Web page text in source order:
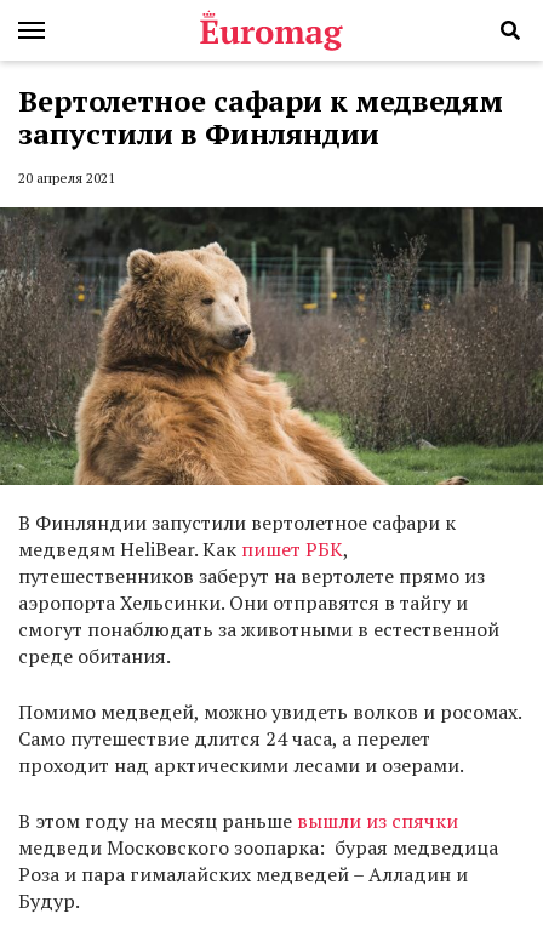
Вертолетное сафари к медведям
запустили в Финляндии
20 апреля 2021
В Финляндии запустили вертолетное сафари к
медведям HeliBear. Как пишет РБК,
путешественников заберут на вертолете прямо из
аэропорта Хельсинки. Они отправятся в тайгу и
смогут понаблюдать за животными в естественной
среде обитания.
Помимо медведей, можно увидеть волков и росомах.
Само путешествие длится 24 часа, а перелет
проходит над арктическими лесами и озерами.
В этом году на месяц раньше вышли из спячки
медведи Московского зоопарка: бурая медведица
Роза и пара гималайских медведей – Алладин и
Будур.